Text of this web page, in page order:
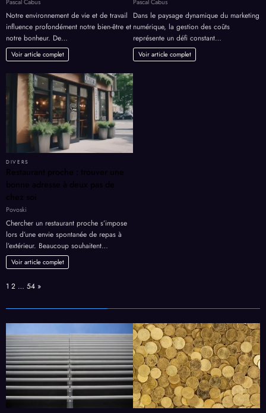
Notre environnement de vie et de travail
influence profondément notre bien-être et
notre bonheur. De…
Voir article complet
Dans le paysage dynamique du marketing
numérique, la gestion des coûts
représente un défi constant…
Voir article complet
DIVERS
Restaurant proche : trouver une
bonne adresse à deux pas de
chez soi
Povoski
Chercher un restaurant proche s’impose
lors d’une envie spontanée de repas à
l’extérieur. Beaucoup souhaitent…
Voir article complet
Page:
1 2 … 54 Next
»